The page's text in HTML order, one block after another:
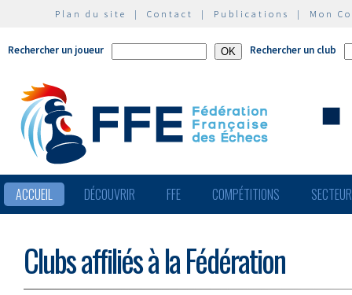
Plan du site | Contact | Publications | Mon
Rechercher un joueur Rechercher un club
ACCUEIL DÉCOUVRIR FFE COMPÉTITIONS
Clubs affiliés à la Fédération